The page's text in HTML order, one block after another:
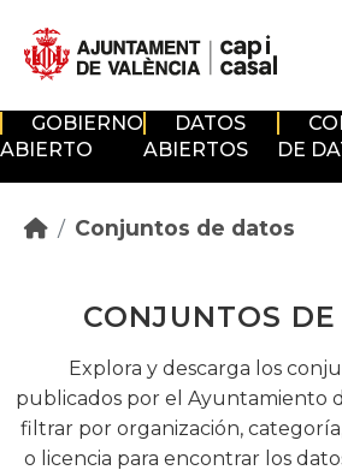
GOBIERNO
ABIERTO
DATOS
ABIERTOS
DE
Conjuntos de datos
CONJUNTOS
Explora y descarga los
publicados por el Ayuntamiento
filtrar por organización,
o licencia para encontrar los